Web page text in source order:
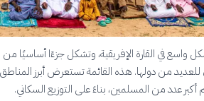
في القارة الإفريقية، وتشكل جزءًا أساسيًا من
من دولها. هذه القائمة تستعرض أبرز المناطق
من المسلمين، بناءً على التوزيع السكاني.